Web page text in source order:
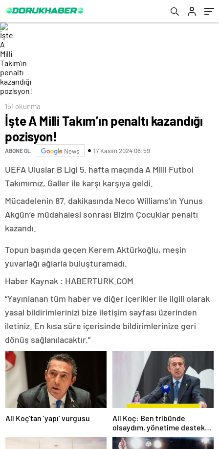
151 okunma
İşte A Milli Takım’ın penaltı kazandığı
pozisyon!
ABONE OL News 17 Kasım 2024 06:59
UEFA Uluslar B Ligi 5. hafta maçında A Milli Futbol
Takımımız, Galler ile karşı karşıya geldi.
Mücadelenin 87. dakikasında Neco Williams’ın Yunus
Akgün’e müdahalesi sonrası Bizim Çocuklar penaltı
kazandı.
Topun başında geçen Kerem Aktürkoğlu, meşin
yuvarlağı ağlarla buluşturamadı.
Haber Kaynak : HABERTURK.COM
“Yayınlanan tüm haber ve diğer içerikler ile ilgili olarak
yasal bildirimlerinizi bize iletişim sayfası üzerinden
iletiniz. En kısa süre içerisinde bildirimlerinize geri
dönüş sağlanılacaktır.”
Ali Koç’tan ‘yapı’ vurgusu
Ali Koç: Ben tribünde
olsaydım, yönetime destek
olurdum